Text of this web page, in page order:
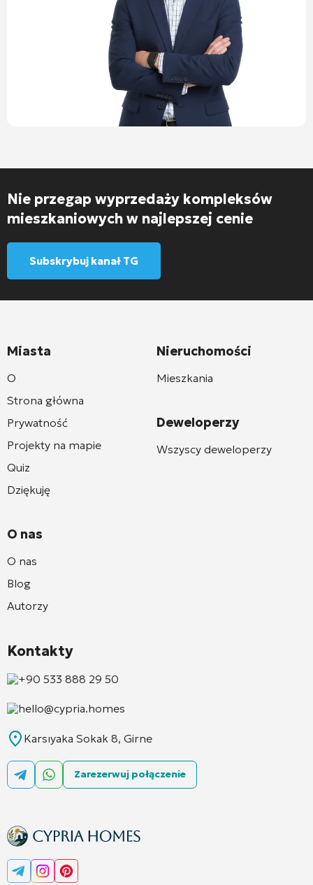
Nie przegap wyprzedaży kompleksów
mieszkaniowych w najlepszej cenie
Subskrybuj kanał TG
Miasta
O
Strona główna
Prywatność
Projekty na mapie
Quiz
Dziękuję
O nas
O nas
Blog
Autorzy
Nieruchomości
Mieszkania
Deweloperzy
Wszyscy deweloperzy
Kontakty
+90 533 888 29 50
hello@cypria.homes
Karsıyaka Sokak 8, Girne
Zarezerwuj połączenie